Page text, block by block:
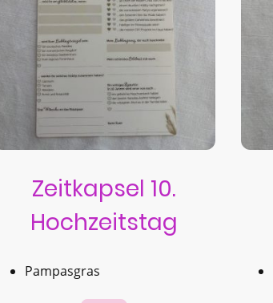
Zeitkapsel 10.
Hochzeitstag
Pampasgras